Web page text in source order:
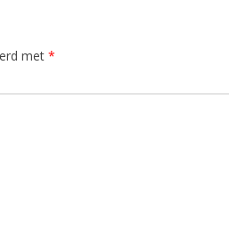
met *